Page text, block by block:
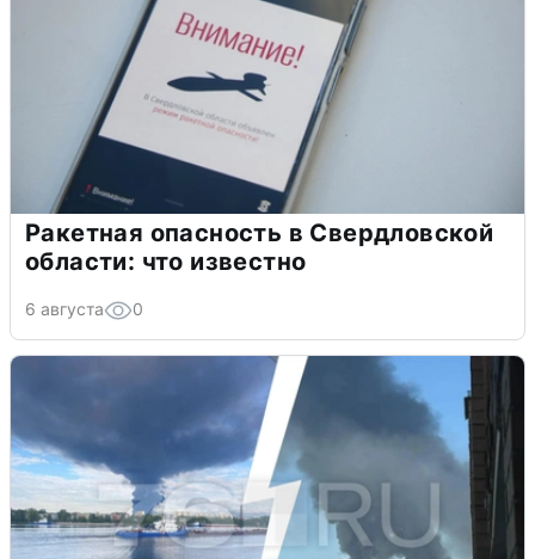
Ракетная опасность в Свердловской
области: что известно
6 августа 0